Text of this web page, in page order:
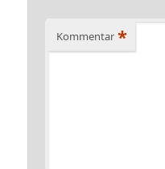
Kommentar *